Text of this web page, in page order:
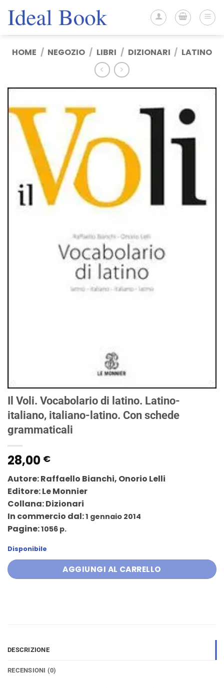
HOME / NEGOZIO / LIBRI / DIZIONARI / LATINO
Il Voli. Vocabolario di latino. Latino-
italiano, italiano-latino. Con schede
grammaticali
28,00 €
Autore:Raffaello Bianchi, Onorio Lelli
Editore:Le Monnier
Collana:Dizionari
In commercio dal:1 gennaio 2014
Pagine:1056 p.
Disponibile
AGGIUNGI AL CARRELLO
DESCRIZIONE
RECENSIONI (0)